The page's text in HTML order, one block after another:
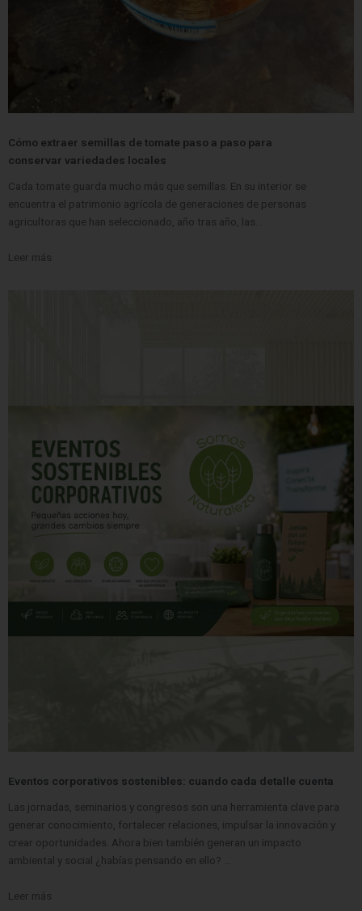
Cómo extraer semillas de tomate paso a paso para
conservar variedades locales
Cada tomate guarda mucho más que semillas. En su interior se
encuentra el patrimonio agrícola de generaciones de personas
agricultoras que han seleccionado, año tras año, las…
Leer más
Eventos corporativos sostenibles: cuando cada detalle cuenta
Las jornadas, seminarios y congresos son una herramienta clave para
generar conocimiento, fortalecer relaciones, impulsar la innovación y
crear oportunidades. Ahora bien también generan un impacto
ambiental y social ¿habías pensando en ello? …
Leer más